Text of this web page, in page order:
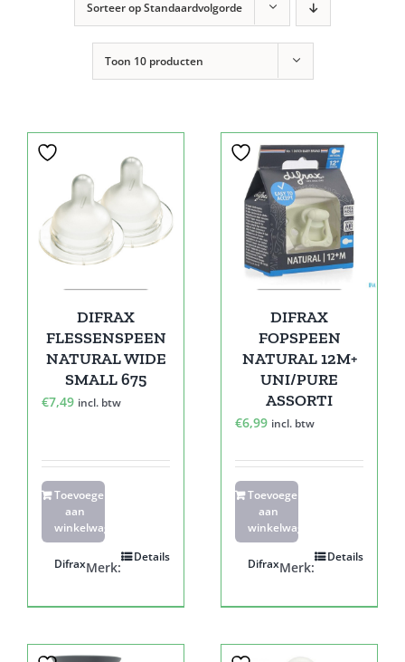
Sorteer opStandaardvolgorde
Toon 10 producten
DIFRAX
FLESSENSPEEN
NATURAL WIDE
SMALL 675
€7,49 incl. btw
Toevoegen
aan
winkelwagen
Details
Merk:
Difrax
DIFRAX
FOPSPEEN
NATURAL 12M+
UNI/PURE
ASSORTI
€6,99 incl. btw
Toevoegen
aan
winkelwagen
Details
Merk:
Difrax